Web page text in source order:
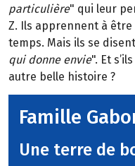
particulière" qui leur
Z. Ils apprennent à être
temps. Mais ils se
qui donne envie". Et
autre belle histoire ?
Famille
Une terre de